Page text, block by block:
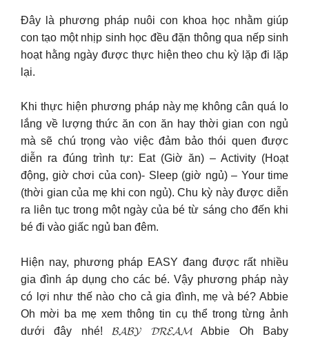
Đây là phương pháp nuôi con khoa học nhằm giúp
con tạo một nhịp sinh học đều đặn thông qua nếp sinh
hoạt hằng ngày được thực hiện theo chu kỳ lặp đi lặp
lại.
Khi thực hiện phương pháp này mẹ không cân quá lo
lắng về lượng thức ăn con ăn hay thời gian con ngủ
mà sẽ chú trọng vào việc đảm bảo thói quen được
diễn ra đúng trình tự: Eat (Giờ ăn) – Activity (Hoạt
động, giờ chơi của con)- Sleep (giờ ngủ) – Your time
(thời gian của mẹ khi con ngủ). Chu kỳ này được diễn
ra liên tục trong một ngày của bé từ sáng cho đến khi
bé đi vào giấc ngủ ban đêm.
Hiện nay, phương pháp EASY đang được rất nhiều
gia đình áp dụng cho các bé. Vậy phương pháp này
có lợi như thế nào cho cả gia đình, mẹ và bé? Abbie
Oh mời ba mẹ xem thông tin cụ thể trong từng ảnh
dưới đây nhé! 𝓑𝓐𝓑𝓨 𝓓𝓡𝓔𝓐𝓜 Abbie Oh Baby